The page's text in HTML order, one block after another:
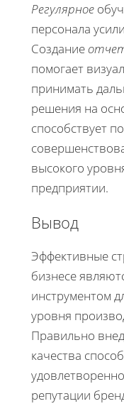
Регулярное
персонала
Создание
помогает
принимать
решения на
способствует
высокого
предприятии.
Вывод
Эффективные
бизнесе
инструментом
уровня
Правильно
качества
репутации